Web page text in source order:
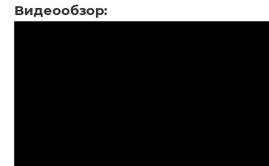
Видеообзор: